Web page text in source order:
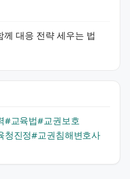
대응 전략 세우는 법
#교육법#교권보호
청진정#교권침해변호사